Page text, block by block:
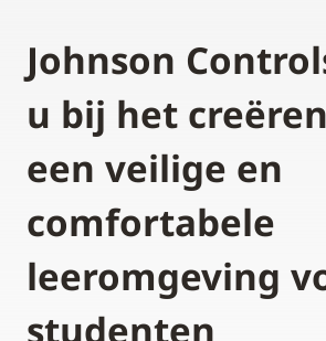
Johnson
u bij het
een veilige en
comfortabele
leeromgeving
studenten